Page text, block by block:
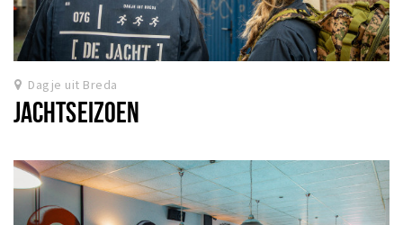
Dagje uit Breda
JACHTSEIZOEN